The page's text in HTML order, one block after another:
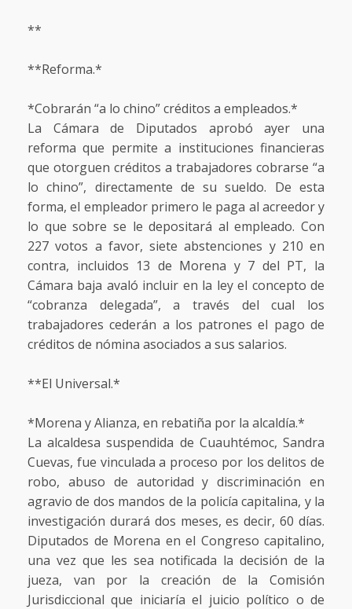
**
**Reforma.*
*Cobrarán “a lo chino” créditos a empleados.*
La Cámara de Diputados aprobó ayer una
reforma que permite a instituciones financieras
que otorguen créditos a trabajadores cobrarse “a
lo chino”, directamente de su sueldo. De esta
forma, el empleador primero le paga al acreedor y
lo que sobre se le depositará al empleado. Con
227 votos a favor, siete abstenciones y 210 en
contra, incluidos 13 de Morena y 7 del PT, la
Cámara baja avaló incluir en la ley el concepto de
“cobranza delegada”, a través del cual los
trabajadores cederán a los patrones el pago de
créditos de nómina asociados a sus salarios.
**El Universal.*
*Morena y Alianza, en rebatiña por la alcaldía.*
La alcaldesa suspendida de Cuauhtémoc, Sandra
Cuevas, fue vinculada a proceso por los delitos de
robo, abuso de autoridad y discriminación en
agravio de dos mandos de la policía capitalina, y la
investigación durará dos meses, es decir, 60 días.
Diputados de Morena en el Congreso capitalino,
una vez que les sea notificada la decisión de la
jueza, van por la creación de la Comisión
Jurisdiccional que iniciaría el juicio político o de